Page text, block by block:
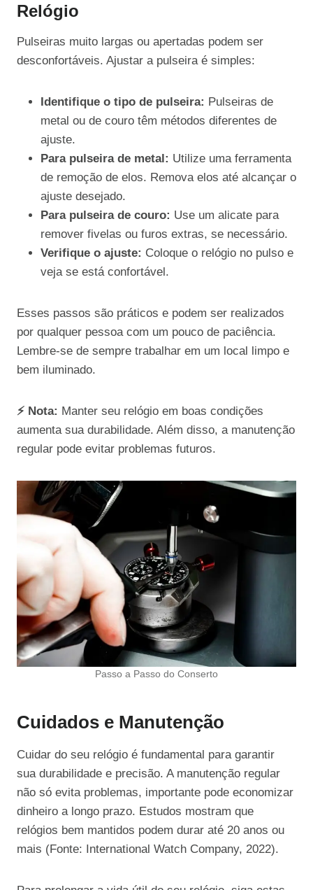
Relógio
Pulseiras muito largas ou apertadas podem ser
desconfortáveis. Ajustar a pulseira é simples:
Identifique o tipo de pulseira: Pulseiras de
metal ou de couro têm métodos diferentes de
ajuste.
Para pulseira de metal: Utilize uma ferramenta
de remoção de elos. Remova elos até alcançar o
ajuste desejado.
Para pulseira de couro: Use um alicate para
remover fivelas ou furos extras, se necessário.
Verifique o ajuste: Coloque o relógio no pulso e
veja se está confortável.
Esses passos são práticos e podem ser realizados
por qualquer pessoa com um pouco de paciência.
Lembre-se de sempre trabalhar em um local limpo e
bem iluminado.
⚡ Nota: Manter seu relógio em boas condições
aumenta sua durabilidade. Além disso, a manutenção
regular pode evitar problemas futuros.
Passo a Passo do Conserto
Cuidados e Manutenção
Cuidar do seu relógio é fundamental para garantir
sua durabilidade e precisão. A manutenção regular
não só evita problemas, importante pode economizar
dinheiro a longo prazo. Estudos mostram que
relógios bem mantidos podem durar até 20 anos ou
mais (Fonte: International Watch Company, 2022).